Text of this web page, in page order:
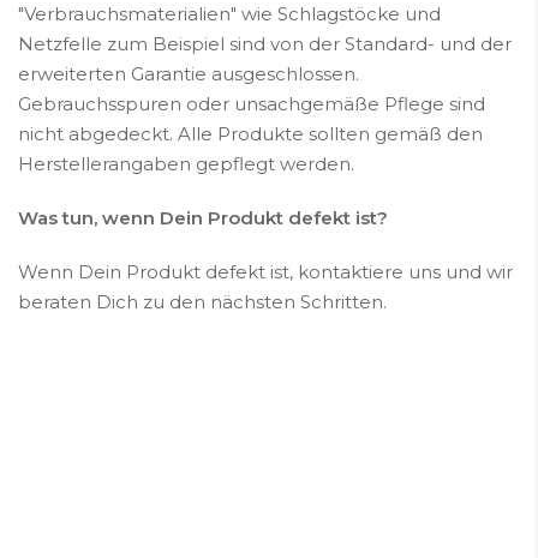
"Verbrauchsmaterialien" wie Schlagstöcke und
Netzfelle zum Beispiel sind von der Standard- und der
erweiterten Garantie ausgeschlossen.
Gebrauchsspuren oder unsachgemäße Pflege sind
nicht abgedeckt. Alle Produkte sollten gemäß den
Herstellerangaben gepflegt werden.
Was tun, wenn Dein Produkt defekt ist?
Wenn Dein Produkt defekt ist, kontaktiere uns und wir
beraten Dich zu den nächsten Schritten.